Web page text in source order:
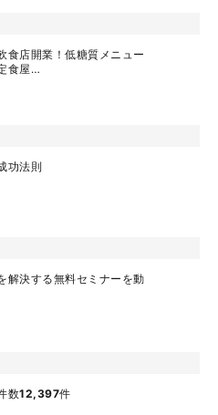
食店開業！低糖質メニュー
食屋…
功法則
解決する無料セミナーを動
数12,397件